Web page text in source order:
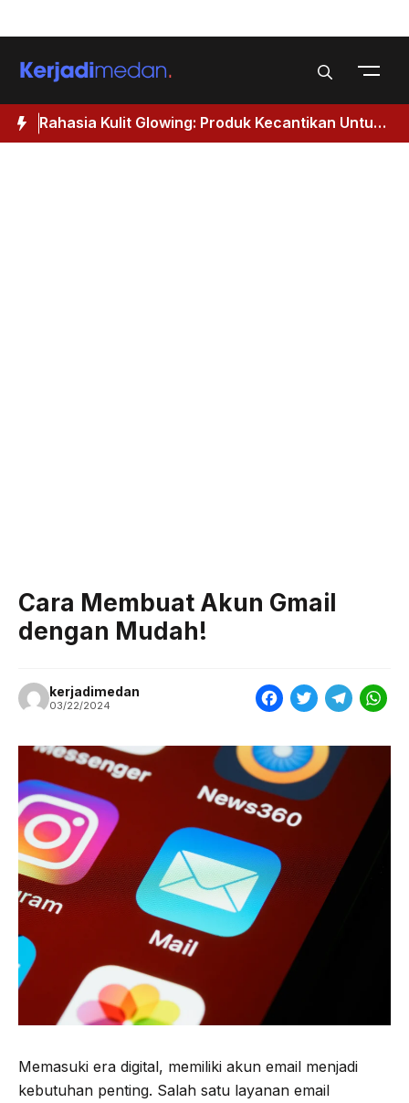
to
Rahasia Kulit Glowing: Produk Kecantikan Untuk
Wanita 40 Tahun Keatas
Cara Membuat Akun Gmail
dengan Mudah!
kerjadimedan
03/22/2024
F
c
e
b
o
k
T
i
t
t
T
l
e
m
W
s
Memasuki era digital, memiliki akun email menjadi
kebutuhan penting. Salah satu layanan email